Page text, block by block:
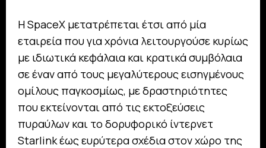
Η SpaceX μετατρέπεται έτσι από μία
εταιρεία που για χρόνια λειτουργούσε κυρίως
με ιδιωτικά κεφάλαια και κρατικά συμβόλαια
σε έναν από τους μεγαλύτερους εισηγμένους
ομίλους παγκοσμίως, με δραστηριότητες
που εκτείνονται από τις εκτοξεύσεις
πυραύλων και το δορυφορικό ίντερνετ
Starlink έως ευρύτερα σχέδια στον χώρο της